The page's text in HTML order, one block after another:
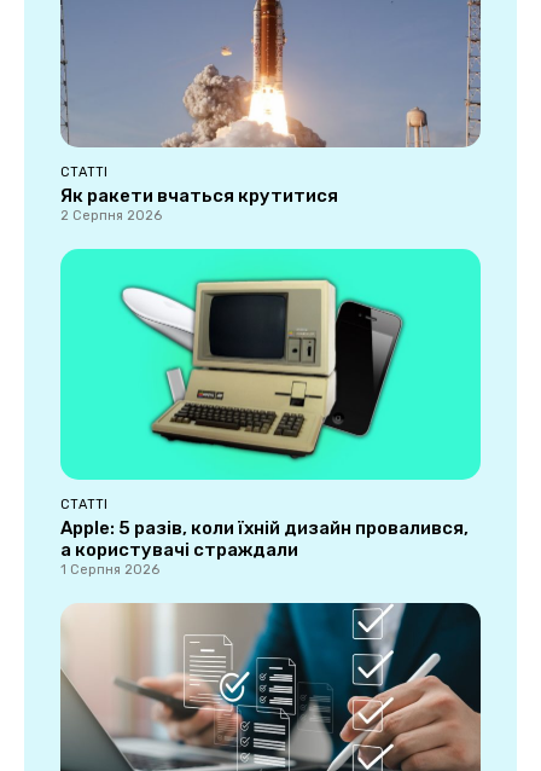
СТАТТІ
Як ракети вчаться крутитися
2 Серпня 2026
СТАТТІ
Apple: 5 разів, коли їхній дизайн провалився,
а користувачі страждали
1 Серпня 2026